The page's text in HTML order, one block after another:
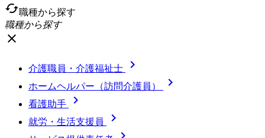
cached職種から探す
職種から探す
close
介護職員・介護福祉士 
ホームヘルパー（訪問介護員） 
看護助手 
就労・生活支援員 